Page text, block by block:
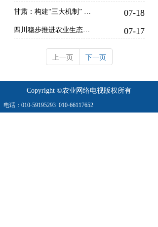
甘肃：构建“三大机制” 打通种养循环堵点 07-18
四川稳步推进农业生态资源环境保护工作 “十四五”时期 我们收获了这些成果 07-17
上一页 下一页
Copyright ©农业网络电视版权所有
电话： 010-59195293 010-66117652